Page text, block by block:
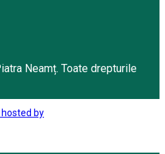
Neamț. Toate drepturile
by